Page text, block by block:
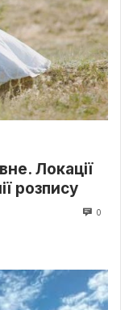
Локації
розпису
0